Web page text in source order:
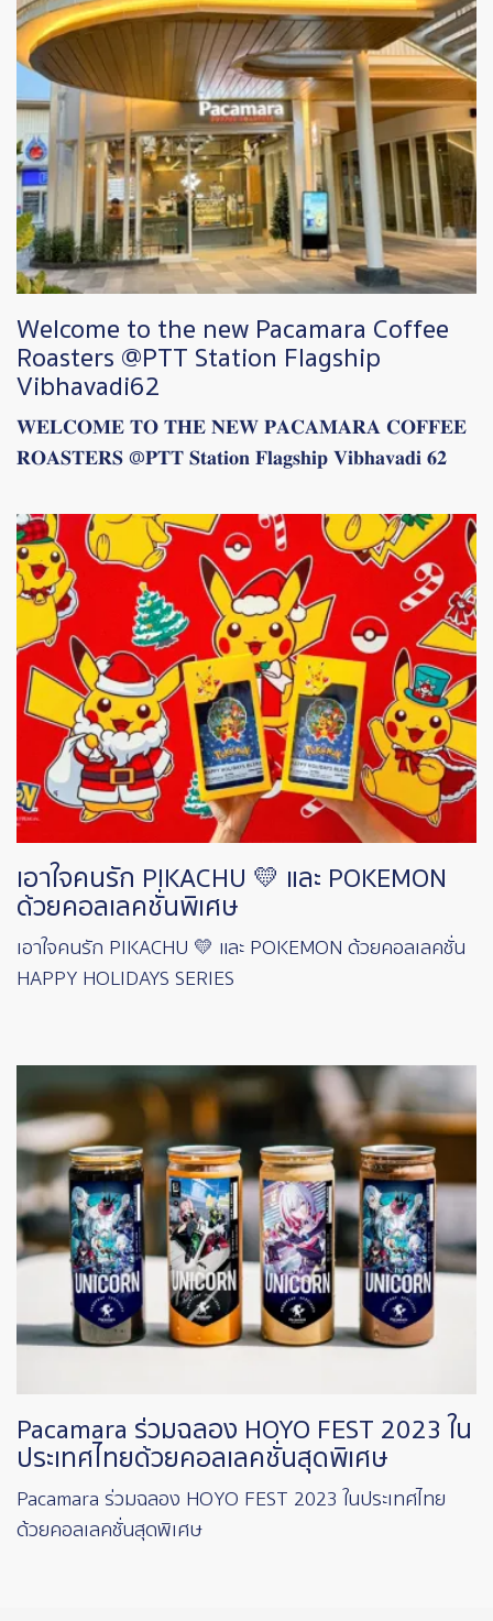
Welcome to the new Pacamara Coffee
Roasters @PTT Station Flagship
Vibhavadi62
𝐖𝐄𝐋𝐂𝐎𝐌𝐄 𝐓𝐎 𝐓𝐇𝐄 𝐍𝐄𝐖 𝐏𝐀𝐂𝐀𝐌𝐀𝐑𝐀 𝐂𝐎𝐅𝐅𝐄𝐄
𝐑𝐎𝐀𝐒𝐓𝐄𝐑𝐒 @𝐏𝐓𝐓 𝐒𝐭𝐚𝐭𝐢𝐨𝐧 𝐅𝐥𝐚𝐠𝐬𝐡𝐢𝐩 𝐕𝐢𝐛𝐡𝐚𝐯𝐚𝐝𝐢 𝟔𝟐
Image
เอาใจคนรัก PIKACHU 💛 และ POKEMON
ด้วยคอลเลคชั่นพิเศษ
เอาใจคนรัก PIKACHU 💛 และ POKEMON ด้วยคอลเลคชั่น
HAPPY HOLIDAYS SERIES
Image
Pacamara ร่วมฉลอง HOYO FEST 2023 ใน
ประเทศไทยด้วยคอลเลคชั่นสุดพิเศษ
Pacamara ร่วมฉลอง HOYO FEST 2023 ในประเทศไทย
ด้วยคอลเลคชั่นสุดพิเศษ